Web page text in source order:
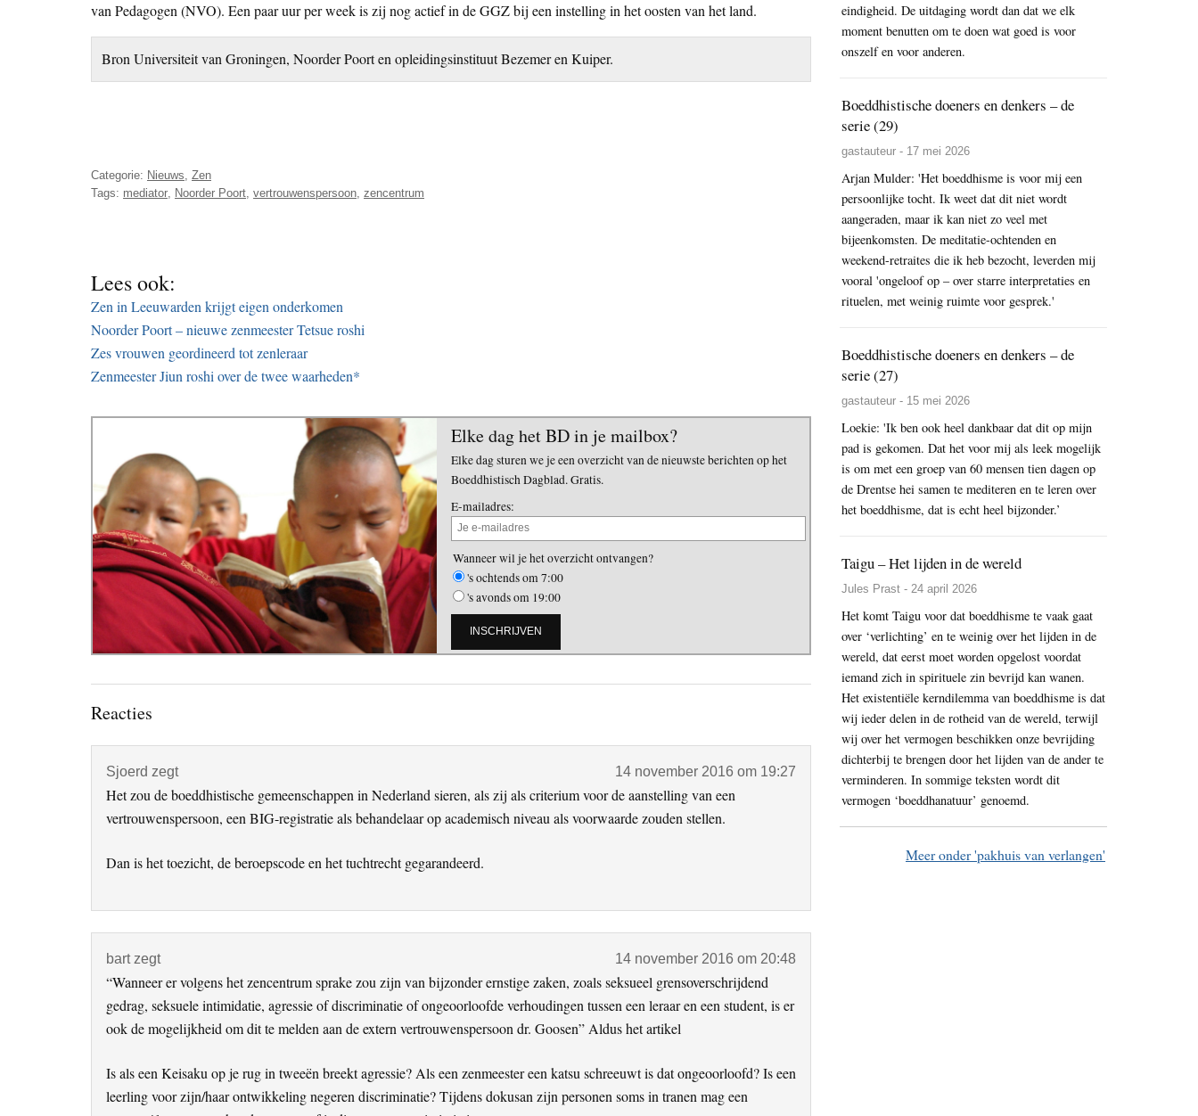
van Pedagogen (NVO). Een paar uur per week is zij nog actief in de GGZ bij een instelling in het oosten van het land.
Bron Universiteit van Groningen, Noorder Poort en opleidingsinstituut Bezemer en Kuiper.
Categorie: Nieuws Zen
Tags: mediator Noorder Poort vertrouwenspersoon zencentrum
Lees ook:
Zen in Leeuwarden krijgt eigen onderkomen
Noorder Poort – nieuwe zenmeester Tetsue roshi
Zes vrouwen geordineerd tot zenleraar
Zenmeester Jiun roshi over de twee waarheden*
Elke dag het BD in je mailbox?
Elke dag sturen we je een overzicht van de nieuwste berichten op het
Boeddhistisch Dagblad. Gratis.
E-mailadres:
Wanneer wil je het overzicht ontvangen?
's ochtends om 7:00
's avonds om 19:00
Lees
Reacties
Sjoerd zegt 14 november 2016 om 19:27
Het zou de boeddhistische gemeenschappen in Nederland sieren, als zij als criterium voor de aanstelling van een
vertrouwenspersoon, een BIG-registratie als behandelaar op academisch niveau als voorwaarde zouden stellen.
Dan is het toezicht, de beroepscode en het tuchtrecht gegarandeerd.
bart zegt 14 november 2016 om 20:48
“Wanneer er volgens het zencentrum sprake zou zijn van bijzonder ernstige zaken, zoals seksueel grensoverschrijdend
gedrag, seksuele intimidatie, agressie of discriminatie of ongeoorloofde verhoudingen tussen een leraar en een student, is er
ook de mogelijkheid om dit te melden aan de extern vertrouwenspersoon dr. Goosen” Aldus het artikel
Is als een Keisaku op je rug in tweeën breekt agressie? Als een zenmeester een katsu schreeuwt is dat ongeoorloofd? Is een
leerling voor zijn/haar ontwikkeling negeren discriminatie? Tijdens dokusan zijn personen soms in tranen mag een
eindigheid. De uitdaging wordt dan dat we elk
moment benutten om te doen wat goed is voor
onszelf en voor anderen.
Boeddhistische doeners en denkers – de
serie (29)
gastauteur - 17 mei 2026
Arjan Mulder: 'Het boeddhisme is voor mij een
persoonlijke tocht. Ik weet dat dit niet wordt
aangeraden, maar ik kan niet zo veel met
bijeenkomsten. De meditatie-ochtenden en
weekend-retraites die ik heb bezocht, leverden mij
vooral 'ongeloof op – over starre interpretaties en
rituelen, met weinig ruimte voor gesprek.'
Boeddhistische doeners en denkers – de
serie (27)
gastauteur - 15 mei 2026
Loekie: 'Ik ben ook heel dankbaar dat dit op mijn
pad is gekomen. Dat het voor mij als leek mogelijk
is om met een groep van 60 mensen tien dagen op
de Drentse hei samen te mediteren en te leren over
het boeddhisme, dat is echt heel bijzonder.’
Taigu – Het lijden in de wereld
Jules Prast - 24 april 2026
Het komt Taigu voor dat boeddhisme te vaak gaat
over ‘verlichting’ en te weinig over het lijden in de
wereld, dat eerst moet worden opgelost voordat
iemand zich in spirituele zin bevrijd kan wanen.
Het existentiële kerndilemma van boeddhisme is dat
wij ieder delen in de rotheid van de wereld, terwijl
wij over het vermogen beschikken onze bevrijding
dichterbij te brengen door het lijden van de ander te
verminderen. In sommige teksten wordt dit
vermogen ‘boeddhanatuur’ genoemd.
Meer onder 'pakhuis van verlangen'